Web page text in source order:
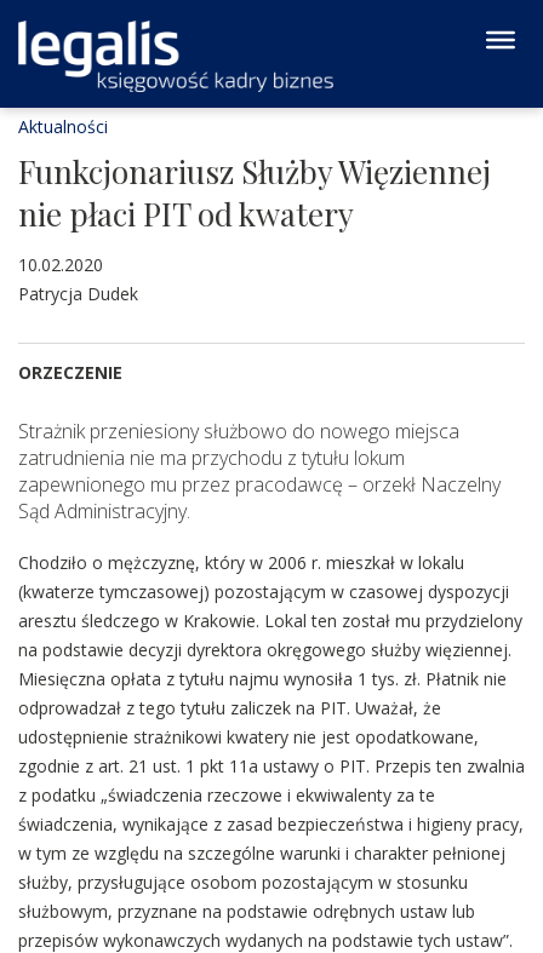
Aktualności
Funkcjonariusz Służby Więziennej
nie płaci PIT od kwatery
10.02.2020
Patrycja Dudek
ORZECZENIE
Strażnik przeniesiony służbowo do nowego miejsca
zatrudnienia nie ma przychodu z tytułu lokum
zapewnionego mu przez pracodawcę – orzekł Naczelny
Sąd Administracyjny.
Chodziło o mężczyznę, który w 2006 r. mieszkał w lokalu
(kwaterze tymczasowej) pozostającym w czasowej dyspozycji
aresztu śledczego w Krakowie. Lokal ten został mu przydzielony
na podstawie decyzji dyrektora okręgowego służby więziennej.
Miesięczna opłata z tytułu najmu wynosiła 1 tys. zł. Płatnik nie
odprowadzał z tego tytułu zaliczek na PIT. Uważał, że
udostępnienie strażnikowi kwatery nie jest opodatkowane,
zgodnie z art. 21 ust. 1 pkt 11a ustawy o PIT. Przepis ten zwalnia
z podatku „świadczenia rzeczowe i ekwiwalenty za te
świadczenia, wynikające z zasad bezpieczeństwa i higieny pracy,
w tym ze względu na szczególne warunki i charakter pełnionej
służby, przysługujące osobom pozostającym w stosunku
służbowym, przyznane na podstawie odrębnych ustaw lub
przepisów wykonawczych wydanych na podstawie tych ustaw”.